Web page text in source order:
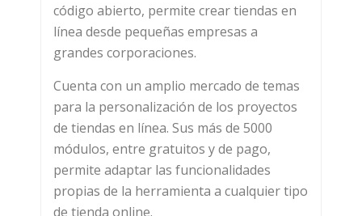
código abierto, permite crear tiendas en
línea desde pequeñas empresas a
grandes corporaciones.
Cuenta con un amplio mercado de temas
para la personalización de los proyectos
de tiendas en línea. Sus más de 5000
módulos, entre gratuitos y de pago,
permite adaptar las funcionalidades
propias de la herramienta a cualquier tipo
de tienda online.